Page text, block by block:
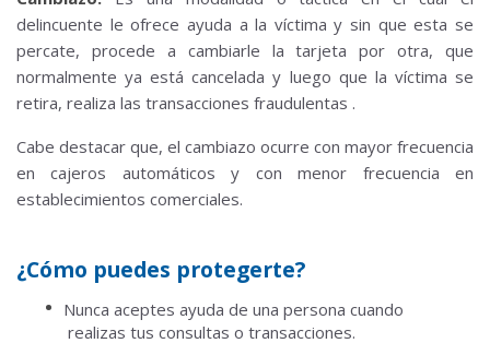
delincuente le ofrece ayuda a la víctima y sin que esta se
percate, procede a cambiarle la tarjeta por otra, que
normalmente ya está cancelada y luego que la víctima se
retira, realiza las transacciones fraudulentas .
Cabe destacar que, el cambiazo ocurre con mayor frecuencia
en cajeros automáticos y con menor frecuencia en
establecimientos comerciales.
¿Cómo puedes protegerte?
Nunca aceptes ayuda de una persona cuando
realizas tus consultas o transacciones.